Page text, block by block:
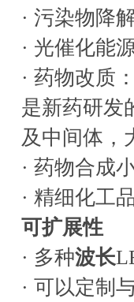
· 污染物降
· 光催化能
· 药物改质
是新药研发
及中间体，
· 药物合成
· 精细化工
可扩展性
· 多种波长
· 可以定制